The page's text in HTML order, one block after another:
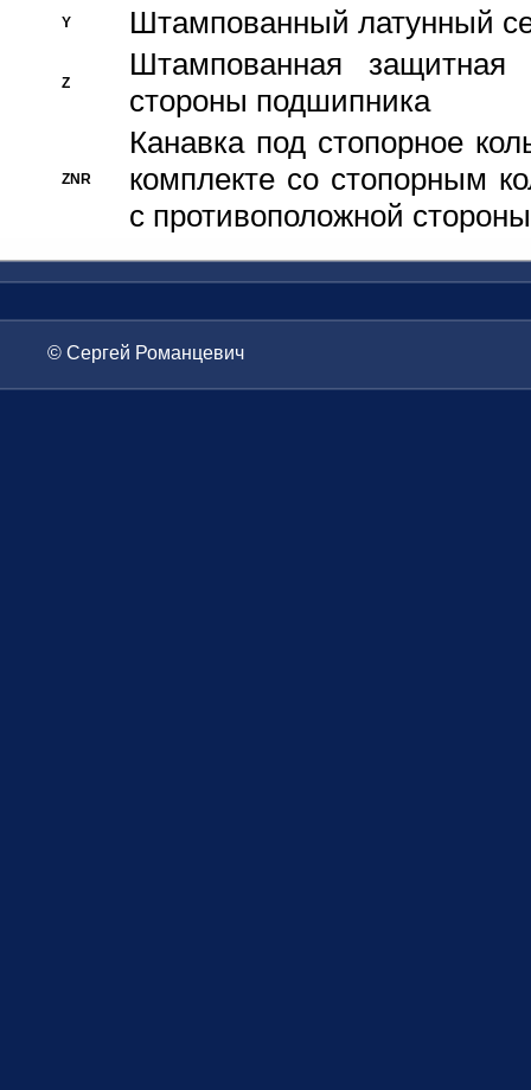
Y Штампованный латунный
Z
Штампованная
стороны подшипника
ZNR
Канавка под стопорное
комплекте со стопорным
с противоположной стороны
© Сергей Романцевич